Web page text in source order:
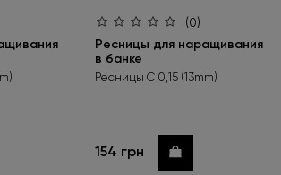
(0)
Ресницы для наращивания
в банке
Ресницы C 0,15 (13mm)
154 грн Купить